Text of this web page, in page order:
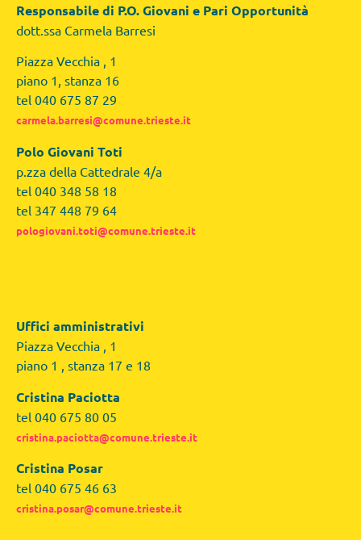
Responsabile di P.O. Giovani e Pari Opportunità
dott.ssa Carmela Barresi
Piazza Vecchia , 1
piano 1, stanza 16
tel 040 675 87 29
carmela.barresi@comune.trieste.it
Polo Giovani Toti
p.zza della Cattedrale 4/a
tel 040 348 58 18
tel 347 448 79 64
pologiovani.toti@comune.trieste.it
Uffici amministrativi
Piazza Vecchia , 1
piano 1 , stanza 17 e 18
Cristina Paciotta
tel 040 675 80 05
cristina.paciotta@comune.trieste.it
Cristina Posar
tel 040 675 46 63
cristina.posar@comune.trieste.it